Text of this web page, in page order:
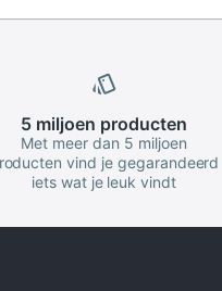
5 miljoen producten
Met meer dan 5 miljoen
vind je gegarandeerd
iets wat je leuk vindt